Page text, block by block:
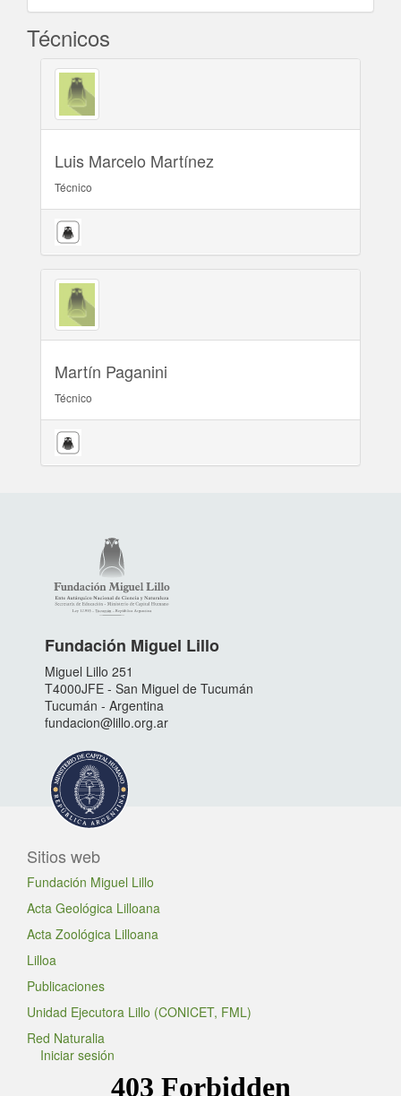
Técnicos
Luis Marcelo Martínez
Técnico
Martín Paganini
Técnico
Fundación Miguel Lillo
Miguel Lillo 251
T4000JFE - San Miguel de Tucumán
Tucumán - Argentina
fundacion@lillo.org.ar
Sitios web
Fundación Miguel Lillo
Acta Geológica Lilloana
Acta Zoológica Lilloana
Lilloa
Publicaciones
Unidad Ejecutora Lillo (CONICET, FML)
Red Naturalia
Iniciar sesión